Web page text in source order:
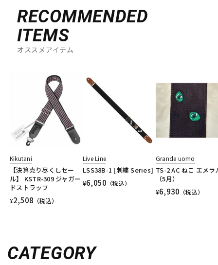
RECOMMENDED
ITEMS
オススメアイテム
Kikutani
【決算売り尽くしセー
ル】 KSTR-309 ジャガー
ドストラップ
¥2,508 （税込）
Live Line
LSS38B-1 [刺繍 Series]
¥6,050 （税込）
Grande uomo
TS-2 AC ねこ エメラ
（5月）
¥6,930 （税込）
CATEGORY